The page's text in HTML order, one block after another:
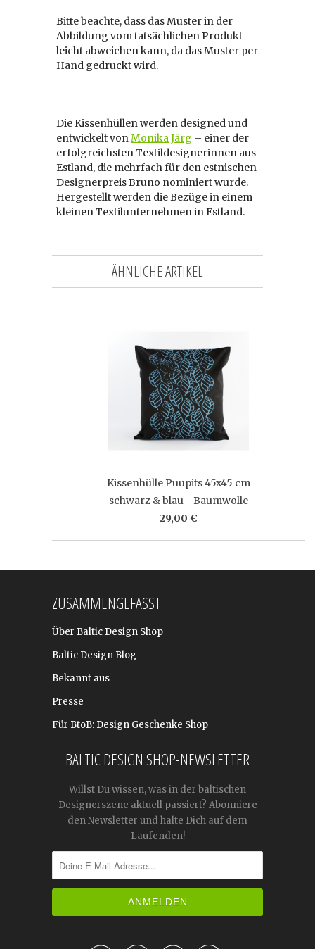
Bitte beachte, dass das Muster in der
Abbildung vom tatsächlichen Produkt
leicht abweichen kann, da das Muster per
Hand gedruckt wird.
Die Kissenhüllen werden designed und
entwickelt vonMonika Järg – einer der
erfolgreichsten Textildesignerinnen aus
Estland, die mehrfach für den estnischen
Designerpreis Bruno nominiert wurde.
Hergestellt werden die Bezüge in einem
kleinen Textilunternehmen in Estland.
ÄHNLICHE ARTIKEL
Kissenhülle Puupits 45x45 cm
schwarz & blau - Baumwolle
29,00 €
ZUSAMMENGEFASST
Über Baltic Design Shop
Baltic Design Blog
Bekannt aus
Presse
Für BtoB: Design Geschenke Shop
BALTIC DESIGN SHOP-NEWSLETTER
Willst Du wissen, was in der baltischen
Designerszene aktuell passiert? Abonniere
den Newsletter und halte Dich auf dem
Laufenden!